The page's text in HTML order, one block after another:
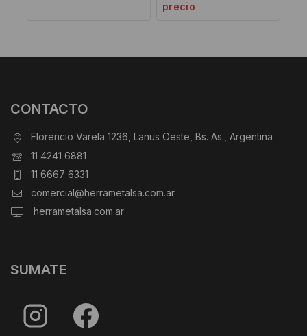
precio
CONTACTO
Florencio Varela 1236, Lanus Oeste, Bs. As., Argentina
11 4241 6881
11 6667 6331
comercial@herrametalsa.com.ar
herrametalsa.com.ar
SUMATE